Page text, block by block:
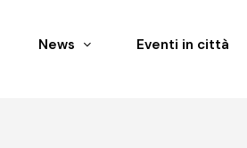
News Eventi in città